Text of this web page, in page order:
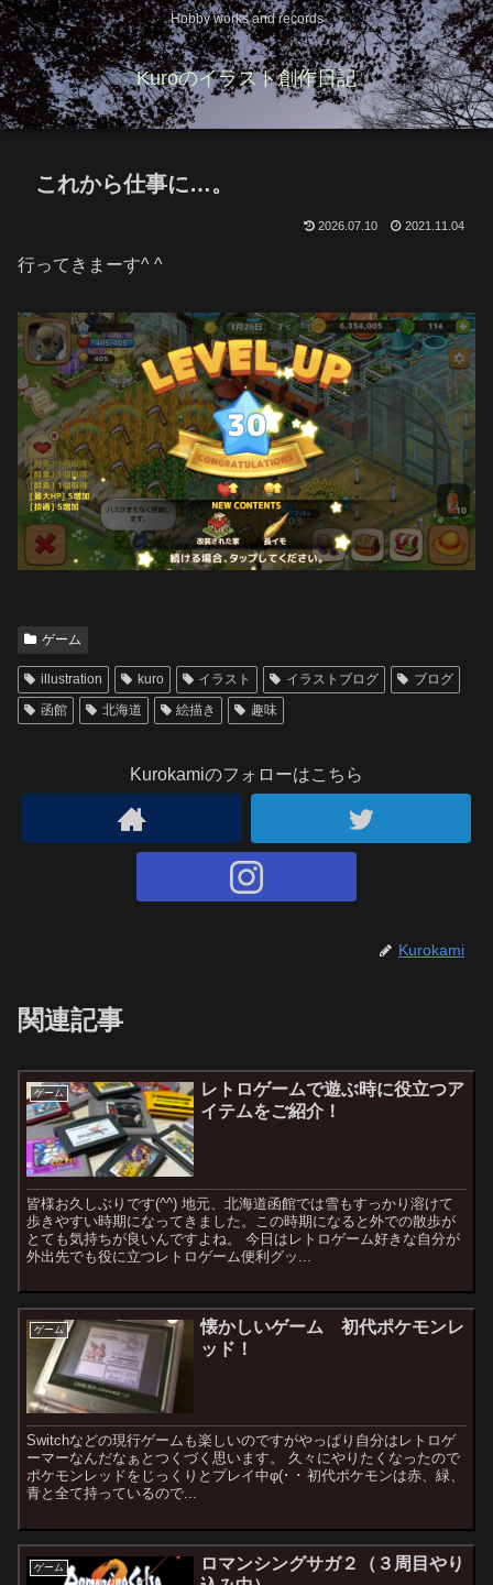
Hobby works and records
Kuroのイラスト創作日記
これから仕事に…。
2026.07.10 2021.11.04
行ってきまーす^ ^
ゲーム
illustration kuro イラスト イラストブログ
ブログ
函館
北海道 絵描き 趣味
Kurokamiのフォローはこちら
Kurokami
関連記事
ゲーム
レトロゲームで遊ぶ時に役立つア
イテムをご紹介！
皆様お久しぶりです(^^) 地元、北海道函館では雪もすっかり溶けて
歩きやすい時期になってきました。この時期になると外での散歩が
とても気持ちが良いんですよね。 今日はレトロゲーム好きな自分が
外出先でも役に立つレトロゲーム便利グッ...
ゲーム
懐かしいゲーム 初代ポケモンレ
ッド！
Switchなどの現行ゲームも楽しいのですがやっぱり自分はレトロゲ
ーマーなんだなぁとつくづく思います。 久々にやりたくなったので
ポケモンレッドをじっくりとプレイ中φ(･ ･ 初代ポケモンは赤、緑、
青と全て持っているので...
ゲーム
ロマンシングサガ２（３周目やり